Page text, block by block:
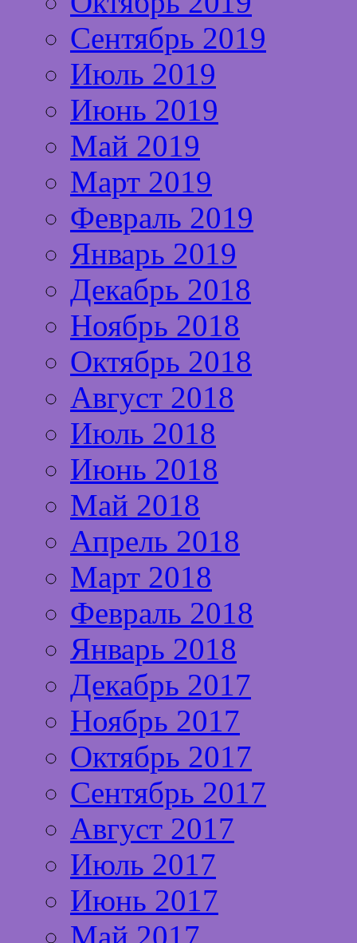
Сентябрь 2019
Июль 2019
Июнь 2019
Май 2019
Март 2019
Февраль 2019
Январь 2019
Декабрь 2018
Ноябрь 2018
Октябрь 2018
Август 2018
Июль 2018
Июнь 2018
Май 2018
Апрель 2018
Март 2018
Февраль 2018
Январь 2018
Декабрь 2017
Ноябрь 2017
Октябрь 2017
Сентябрь 2017
Август 2017
Июль 2017
Июнь 2017